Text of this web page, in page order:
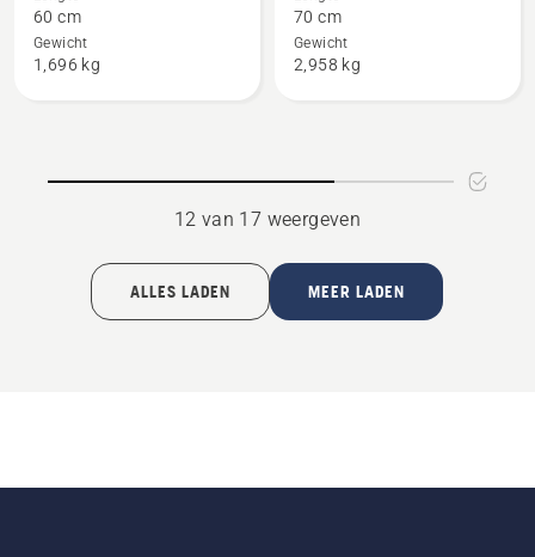
Splitting
axe
60 cm
Gewicht
1,696 kg
Splitting
axe
70 cm
Gewicht
2,958 kg
12 van 17 weergeven
ALLES LADEN MEER LADEN